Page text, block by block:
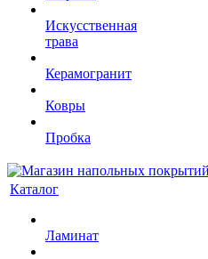
Искусственная
трава
Керамогранит
Ковры
Пробка
Каталог
Ламинат